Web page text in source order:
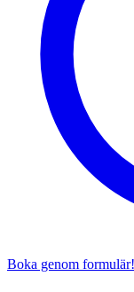
Boka genom formulär!